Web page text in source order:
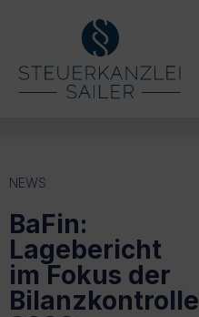
NEWS
BaFin:
Lagebericht
im Fokus der
Bilanzkontrolle